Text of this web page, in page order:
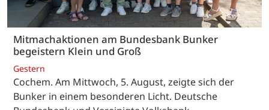
Mitmachaktionen am Bundesbank Bunker
begeistern Klein und Groß
Gestern
Cochem. Am Mittwoch, 5. August, zeigte sich der
Bunker in einem besonderen Licht. Deutsche